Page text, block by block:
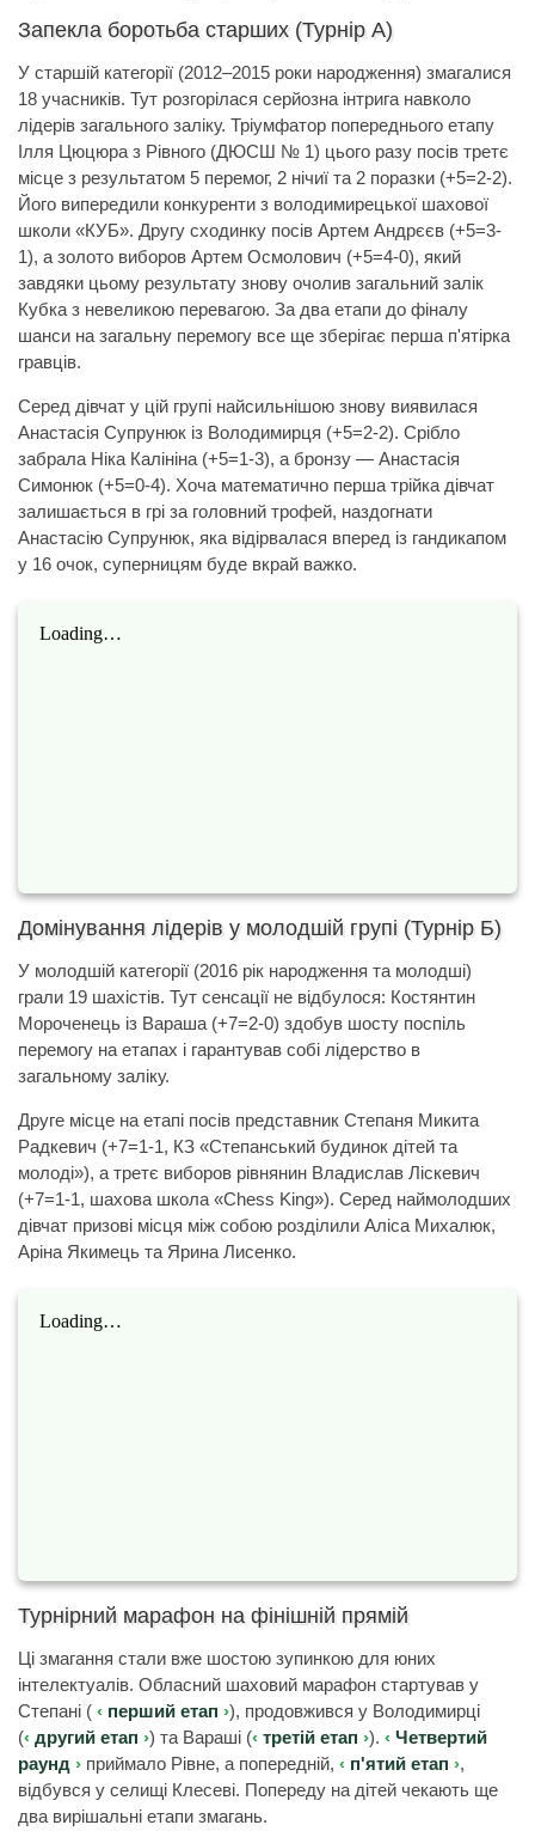
Запекла боротьба старших (Турнір А)
У старшій категорії (2012–2015 роки народження) змагалися
18 учасників. Тут розгорілася серйозна інтрига навколо
лідерів загального заліку. Тріумфатор попереднього етапу
Ілля Цюцюра з Рівного (ДЮСШ № 1) цього разу посів третє
місце з результатом 5 перемог, 2 нічиї та 2 поразки (+5=2-2).
Його випередили конкуренти з володимирецької шахової
школи «КУБ». Другу сходинку посів Артем Андрєєв (+5=3-
1), а золото виборов Артем Осмолович (+5=4-0), який
завдяки цьому результату знову очолив загальний залік
Кубка з невеликою перевагою. За два етапи до фіналу
шанси на загальну перемогу все ще зберігає перша п'ятірка
гравців.
Серед дівчат у цій групі найсильнішою знову виявилася
Анастасія Супрунюк із Володимирця (+5=2-2). Срібло
забрала Ніка Калініна (+5=1-3), а бронзу — Анастасія
Симонюк (+5=0-4). Хоча математично перша трійка дівчат
залишається в грі за головний трофей, наздогнати
Анастасію Супрунюк, яка відірвалася вперед із гандикапом
у 16 очок, суперницям буде вкрай важко.
Домінування лідерів у молодшій групі (Турнір Б)
У молодшій категорії (2016 рік народження та молодші)
грали 19 шахістів. Тут сенсації не відбулося: Костянтин
Мороченець із Вараша (+7=2-0) здобув шосту поспіль
перемогу на етапах і гарантував собі лідерство в
загальному заліку.
Друге місце на етапі посів представник Степаня Микита
Радкевич (+7=1-1, КЗ «Степанський будинок дітей та
молоді»), а третє виборов рівнянин Владислав Ліскевич
(+7=1-1, шахова школа «Chess King»). Серед наймолодших
дівчат призові місця між собою розділили Аліса Михалюк,
Аріна Якимець та Ярина Лисенко.
Турнірний марафон на фінішній прямій
Ці змагання стали вже шостою зупинкою для юних
інтелектуалів. Обласний шаховий марафон стартував у
Степані (
перший етап ), продовжився у Володимирці
( другий етап ) та Вараші ( третій етап ).
Четвертий
раунд
приймало Рівне, а попередній, п'ятий етап
,
відбувся у селищі Клесеві. Попереду на дітей чекають ще
два вирішальні етапи змагань.